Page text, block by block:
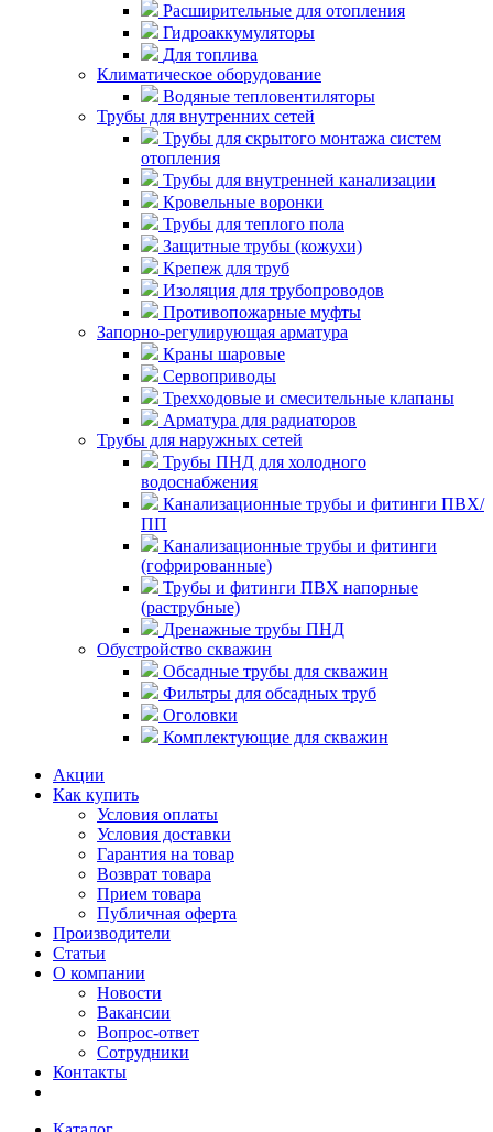
Расширительные для отопления
Гидроаккумуляторы
Для топлива
Климатическое оборудование
Водяные тепловентиляторы
Трубы для внутренних сетей
Трубы для скрытого монтажа систем
отопления
Трубы для внутренней канализации
Кровельные воронки
Трубы для теплого пола
Защитные трубы (кожухи)
Крепеж для труб
Изоляция для трубопроводов
Противопожарные муфты
Запорно-регулирующая арматура
Краны шаровые
Сервоприводы
Трехходовые и смесительные клапаны
Арматура для радиаторов
Трубы для наружных сетей
Трубы ПНД для холодного
водоснабжения
Канализационные трубы и фитинги ПВХ/
ПП
Канализационные трубы и фитинги
(гофрированные)
Трубы и фитинги ПВХ напорные
(раструбные)
Дренажные трубы ПНД
Обустройство скважин
Обсадные трубы для скважин
Фильтры для обсадных труб
Оголовки
Комплектующие для скважин
Акции
Как купить
Условия оплаты
Условия доставки
Гарантия на товар
Возврат товара
Прием товара
Публичная оферта
Производители
Статьи
О компании
Новости
Вакансии
Вопрос-ответ
Сотрудники
Контакты